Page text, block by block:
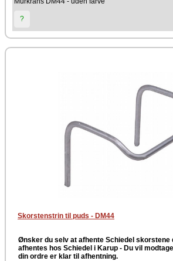
?
Skorstenstrin til puds - DM44
Ønsker du selv at afhente Schiedel skorstene
afhentes hos Schiedel i Karup - Du vil
din ordre er klar til afhentning.